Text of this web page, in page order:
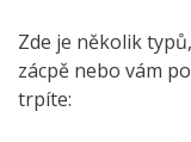
Zde je několik
zácpě nebo vám
trpíte: